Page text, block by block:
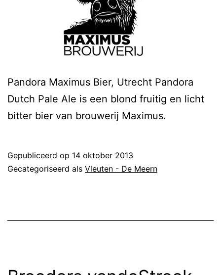
Pandora Maximus Bier, Utrecht Pandora
Dutch Pale Ale is een blond fruitig en licht
bitter bier van brouwerij Maximus.
Gepubliceerd op 14 oktober 2013
Gecategoriseerd als Vleuten - De Meern